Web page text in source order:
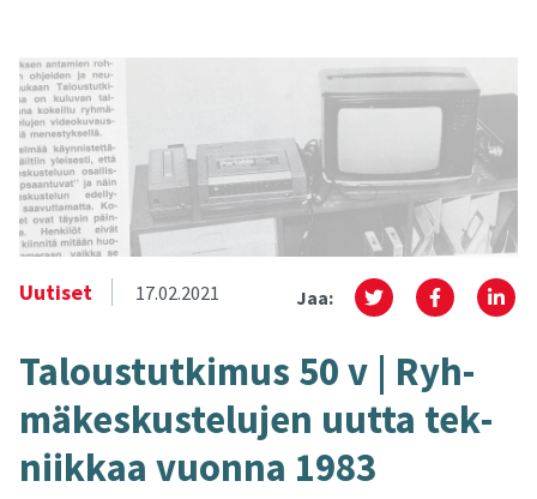
Uutiset 17.02.2021 Jaa:
Ta­lous­tut­ki­mus 50 v | Ryh­
mä­kes­kus­te­lu­jen uutta tek­
niik­kaa vuon­na 1983